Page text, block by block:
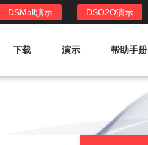
DSO2O演示
DSMall演示
功能列表
下载 演示 帮助手册